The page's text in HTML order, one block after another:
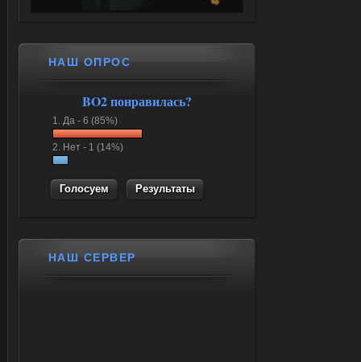
НАШ ОПРОС
BO2 понравилась?
1. Да - 6 (85%)
2. Нет - 1 (14%)
Результаты
НАШ СЕРВЕР